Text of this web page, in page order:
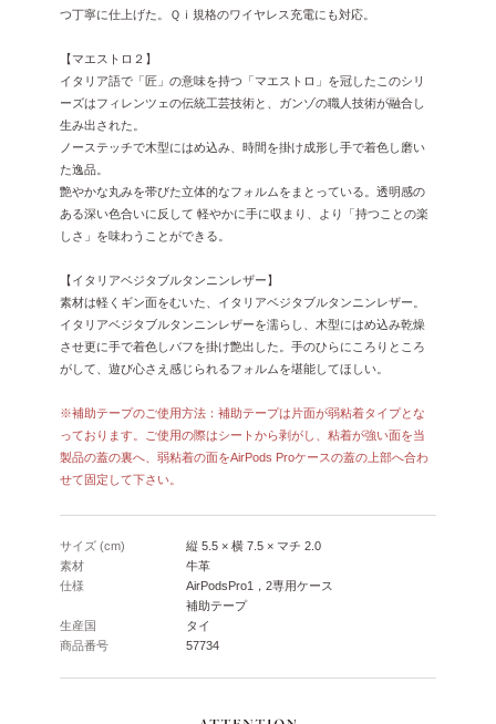
つ丁寧に仕上げた。Ｑｉ規格のワイヤレス充電にも対応。
【マエストロ２】
イタリア語で「匠」の意味を持つ「マエストロ」を冠したこのシリ
ーズはフィレンツェの伝統工芸技術と、ガンゾの職人技術が融合し
生み出された。
ノーステッチで木型にはめ込み、時間を掛け成形し手で着色し磨い
た逸品。
艶やかな丸みを帯びた立体的なフォルムをまとっている。透明感の
ある深い色合いに反して 軽やかに手に収まり、より「持つことの楽
しさ」を味わうことができる。
【イタリアベジタブルタンニンレザー】
素材は軽くギン面をむいた、イタリアベジタブルタンニンレザー。
イタリアベジタブルタンニンレザーを濡らし、木型にはめ込み乾燥
させ更に手で着色しバフを掛け艶出した。手のひらにころりところ
がして、遊び心さえ感じられるフォルムを堪能してほしい。
※補助テープのご使用方法：補助テープは片面が弱粘着タイプとな
っております。ご使用の際はシートから剥がし、粘着が強い面を当
製品の蓋の裏へ、弱粘着の面をAirPods Proケースの蓋の上部へ合わ
せて固定して下さい。
サイズ (cm)
縦 5.5 × 横 7.5 × マチ 2.0
素材
牛革
仕様
AirPodsPro1，2専用ケース
補助テープ
生産国
タイ
商品番号
57734